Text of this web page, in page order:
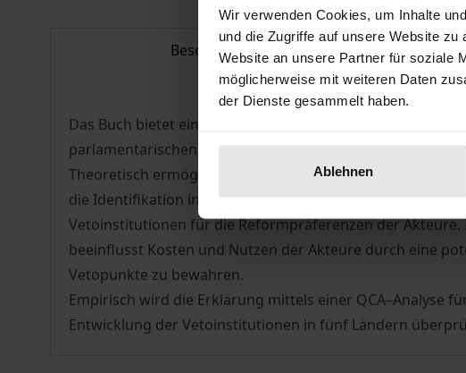
Wir verwenden Cookies, um Inhalte
und die Zugriffe auf unsere Website
Website an unsere Partner für soziale
möglicherweise mit weiteren Daten
der Dienste gesammelt haben.
Ablehnen
Beschreibung
Das Buch bietet eine systematische Erklärung der bisher
parlamentarischen Demokratien.
Theoretisch ermöglichen die gemeinsame Betrachtung
die Identifikation institutioneller Gleichgewichte. Die
Vetoinstitutionen für die Reformpräferenzen der
beeinflusst Kosten und Nutzen der Akteure durch eine
Vetopunkte zu bewahren.
Empirisch wird die Erklärung mittels einer QCA–Analyse
Entwicklung der Vetoinstitutionen in fünf Ländern